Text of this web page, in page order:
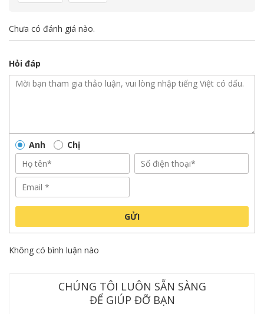
Chưa có đánh giá nào.
Hỏi đáp
Anh Chị
GỬI
Không có bình luận nào
CHÚNG TÔI LUÔN SẴN SÀNG
ĐỂ GIÚP ĐỠ BẠN